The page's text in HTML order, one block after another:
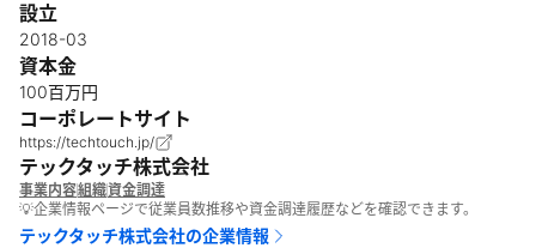
設立
2018-03
資本金
100百万円
コーポレートサイト
https://techtouch.jp/
テックタッチ株式会社
事業内容組織資金調達
💡企業情報ページで従業員数推移や資金調達履歴などを確認できます。
テックタッチ株式会社の企業情報